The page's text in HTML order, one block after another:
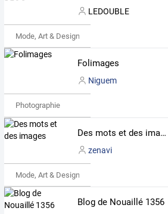
LEDOUBLE
Mode, Art & Design
Folimages
Niguem
Photographie
Des mots et des images
zenavi
Mode, Art & Design
Blog de Nouaillé 1356